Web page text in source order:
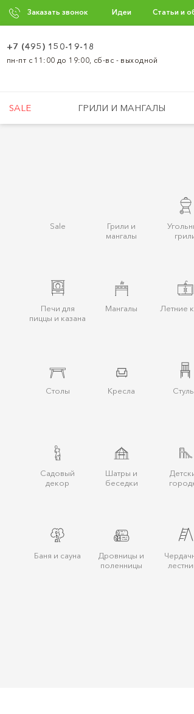
Заказать звонок Идеи Статьи и
+7 (495) 150-19-18
пн-пт с 11:00 до 19:00, сб-вс - выходной
SALE ГРИЛИ И МАНГАЛЫ
Sale
Грили и
мангалы
Печи для
пиццы и казана
Мангалы Летние
Столы Кресла
Cадовый
декор
Шатры и
беcедки
Баня и сауна
Дровницы и
поленницы